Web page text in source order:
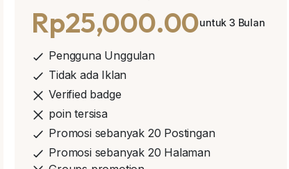
Rp25,000.00untuk 3 Bulan
Pengguna Unggulan
Tidak ada Iklan
Verified badge
poin tersisa
Promosi sebanyak 20 Postingan
Promosi sebanyak 20 Halaman